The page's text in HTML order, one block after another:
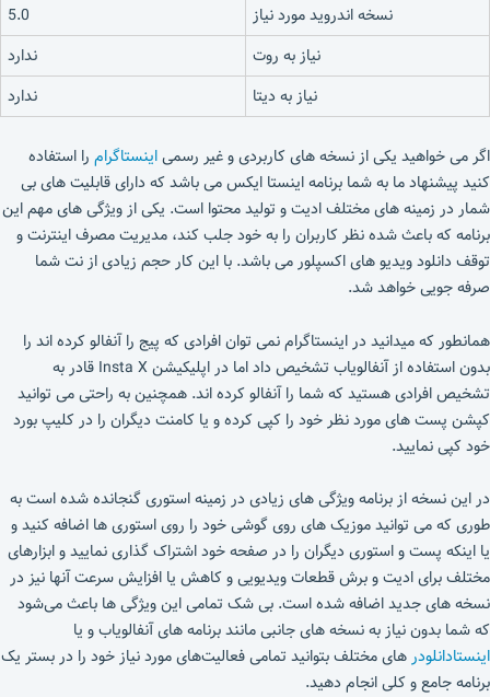
نسخه اندروید مورد نیاز
5.0
نیاز به روت
ندارد
نیاز به دیتا
ندارد
اگر می خواهید یکی از نسخه های کاربردی و غیر رسمیاینستاگرام را استفاده
کنید پیشنهاد ما به شما برنامه اینستا ایکس می باشد که دارای قابلیت های بی
شمار در زمینه های مختلف ادیت و تولید محتوا است. یکی از ویژگی های مهم این
برنامه که باعث شده نظر کاربران را به خود جلب کند، مدیریت مصرف اینترنت و
توقف دانلود ویدیو های اکسپلور می باشد. با این کار حجم زیادی از نت شما
صرفه جویی خواهد شد.
همانطور که میدانید در اینستاگرام نمی توان افرادی که پیج را آنفالو کرده اند را
بدون استفاده از آنفالویاب تشخیص داد اما در اپلیکیشن Insta X قادر به
تشخیص افرادی هستید که شما را آنفالو کرده اند. همچنین به راحتی می توانید
کپشن پست های مورد نظر خود را کپی کرده و یا کامنت دیگران را در کلیپ بورد
خود کپی نمایید.
در این نسخه از برنامه ویژگی های زیادی در زمینه استوری گنجانده شده است به
طوری که می توانید موزیک های روی گوشی خود را روی استوری ها اضافه کنید و
یا اینکه پست و استوری دیگران را در صفحه خود اشتراک گذاری نمایید و ابزارهای
مختلف برای ادیت و برش قطعات ویدیویی و کاهش یا افزایش سرعت آنها نیز در
نسخه های جدید اضافه شده است. بی شک تمامی این ویژگی ها باعث می‌شود
که شما بدون نیاز به نسخه های جانبی مانند برنامه های آنفالویاب و یا
اینستادانلودرهای مختلف بتوانید تمامی فعالیت‌های مورد نیاز خود را در بستر یک
برنامه جامع و کلی انجام دهید.